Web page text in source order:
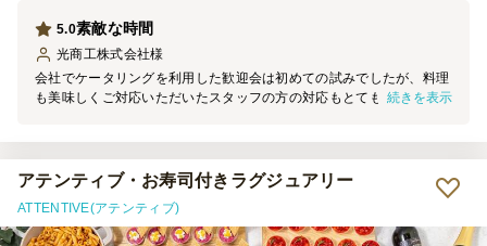
素敵な時間
5.0
光商工株式会社様
会社でケータリングを利用した歓迎会は初めての試みでしたが、料理
も美味しくご対応いただいたスタッフの方の対応もとても良く、社員
ください！
続きを表示
アテンティブ・お寿司付きラグジュアリー
ATTENTIVE(アテンティブ)